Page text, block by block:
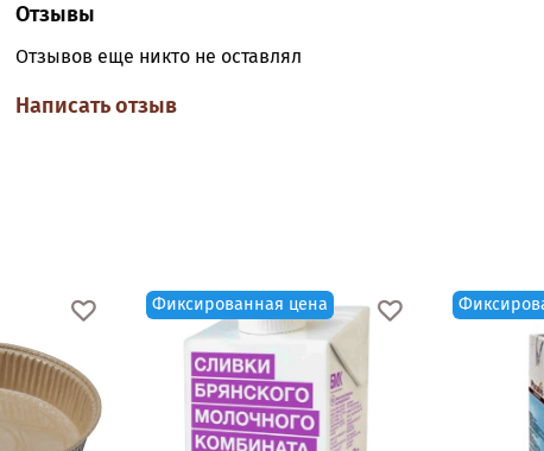
рецепт приготовления.
Состав:мука пшеничная в/с; сахар; крахмал
Отзывы
Отзывов еще никто не оставлял
Написать отзыв
Фиксированная цена